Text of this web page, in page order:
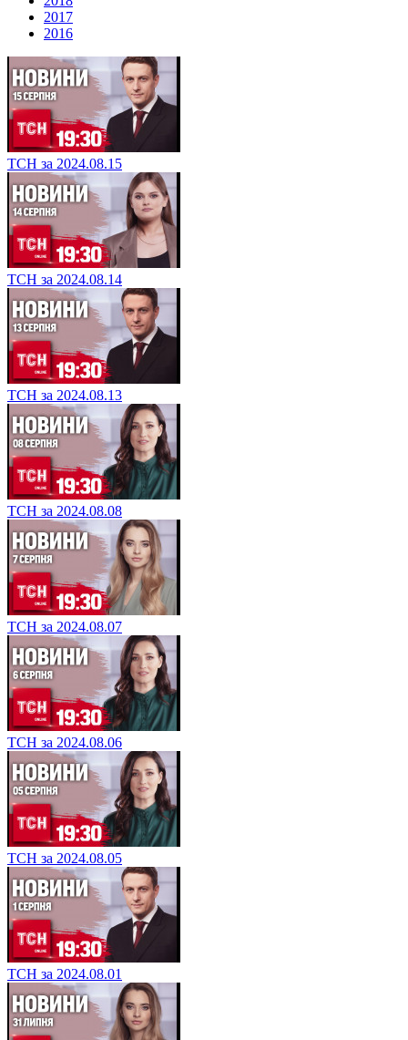
2017
2016
ТСН за 2024.08.15
ТСН за 2024.08.14
ТСН за 2024.08.13
ТСН за 2024.08.08
ТСН за 2024.08.07
ТСН за 2024.08.06
ТСН за 2024.08.05
ТСН за 2024.08.01